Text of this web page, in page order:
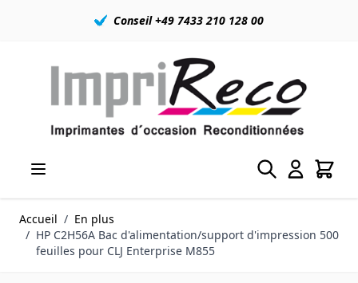
Conseil +49 7433 210 128 00
Accueil / En plus
/ HP C2H56A Bac d'alimentation/support d'impression 500
feuilles pour CLJ Enterprise M855